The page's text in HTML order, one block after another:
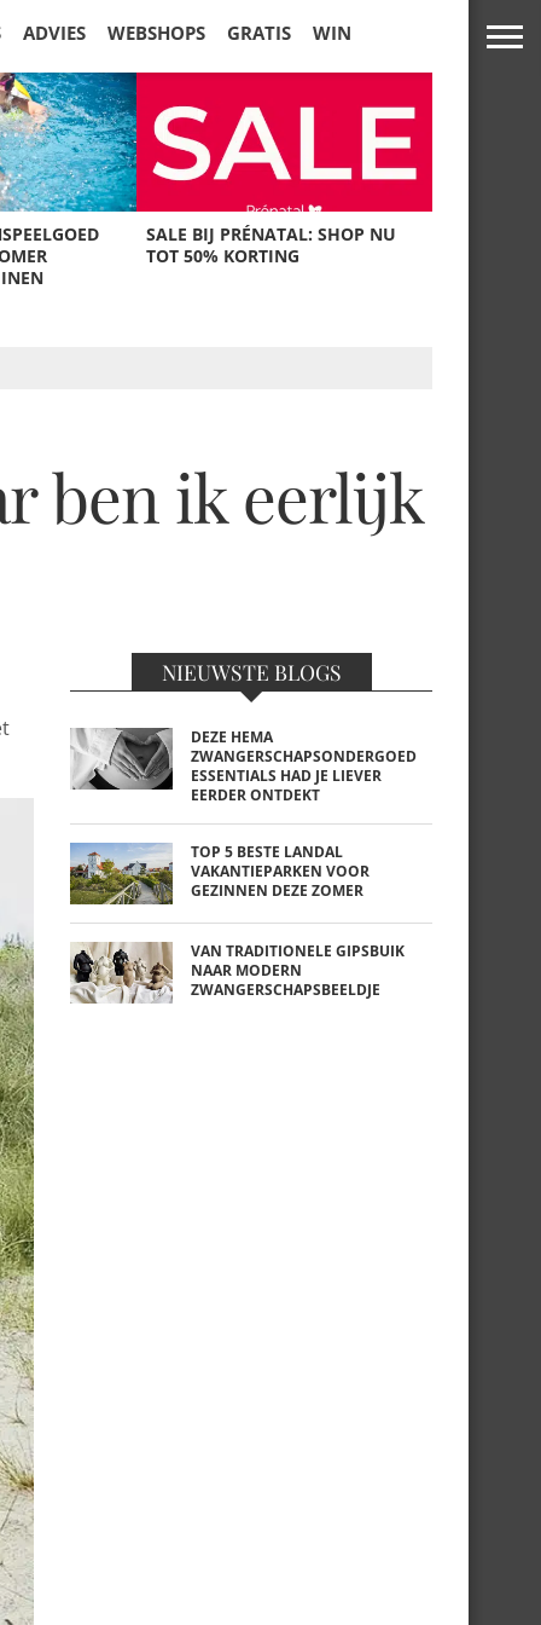
ADVIES WEBSHOPS GRATIS WIN
SALE BIJ PRÉNATAL: SHOP NU
TOT 50% KORTING
ben ik eerlijk
NIEUWSTE BLOGS
DEZE HEMA
ZWANGERSCHAPSONDERGOED
ESSENTIALS HAD JE LIEVER
EERDER ONTDEKT
TOP 5 BESTE LANDAL
VAKANTIEPARKEN VOOR
GEZINNEN DEZE ZOMER
VAN TRADITIONELE GIPSBUIK
NAAR MODERN
ZWANGERSCHAPSBEELDJE